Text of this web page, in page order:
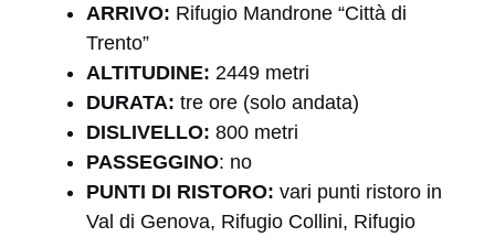
ARRIVO: Rifugio Mandrone “Città di
Trento”
ALTITUDINE: 2449 metri
DURATA: tre ore (solo andata)
DISLIVELLO: 800 metri
PASSEGGINO: no
PUNTI DI RISTORO: vari punti ristoro in
Val di Genova, Rifugio Collini, Rifugio